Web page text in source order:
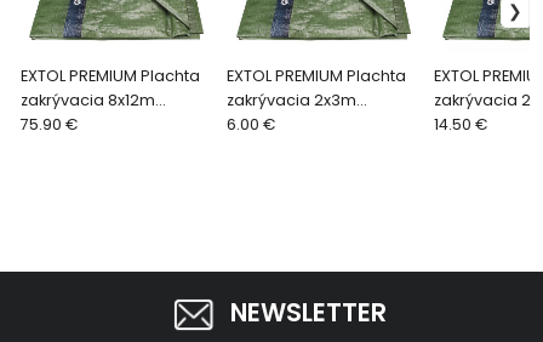
EXTOL PREMIUM Plachta
zakrývacia 8x12m
150g/m2 14106
75.90 €
EXTOL PREMIUM Plachta
zakrývacia 2x3m
150g/m2 14102
6.00 €
EXTOL
zakrývacia
200g/m2
14.50 €
NEWSLETTER